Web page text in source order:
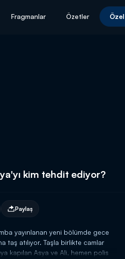
Fragmanlar Özetler
kim tehdit ediyor?
Paylaş
yayınlanan yeni bölümde gece
taş atılıyor. Taşla birlikte camlar
kapılan Asya ve Ali, hemen polis